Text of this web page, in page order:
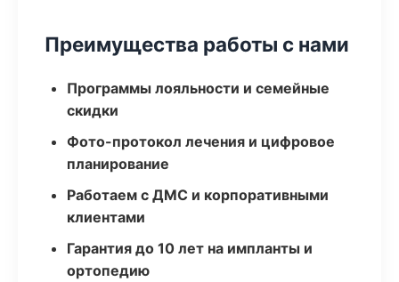
Преимущества работы с нами
Программы лояльности и семейные
скидки
Фото-протокол лечения и цифровое
планирование
Работаем с ДМС и корпоративными
клиентами
Гарантия до 10 лет на импланты и
ортопедию